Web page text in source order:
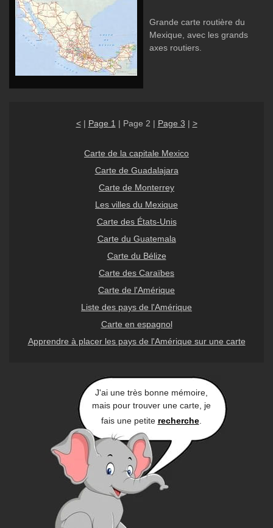
Grande carte routière du
Mexique, avec les grands
axes routiers.
<| Page 1 | Page 2 | Page 3 | >
Carte de la capitale Mexico
Carte de Guadalajara
Carte de Monterrey
Les villes du Mexique
Carte des États-Unis
Carte du Guatemala
Carte du Bélize
Carte des Caraïbes
Carte de l'Amérique
Liste des pays de l'Amérique
Carte en espagnol
Apprendre à placer les pays de l'Amérique sur une carte
J'ai une très bonne mémoire,
mais pour trouver une carte, je
fais une petite recherche.